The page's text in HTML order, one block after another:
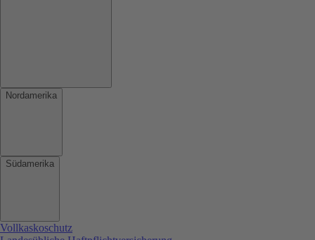
Nordamerika
Südamerika
Vollkaskoschutz